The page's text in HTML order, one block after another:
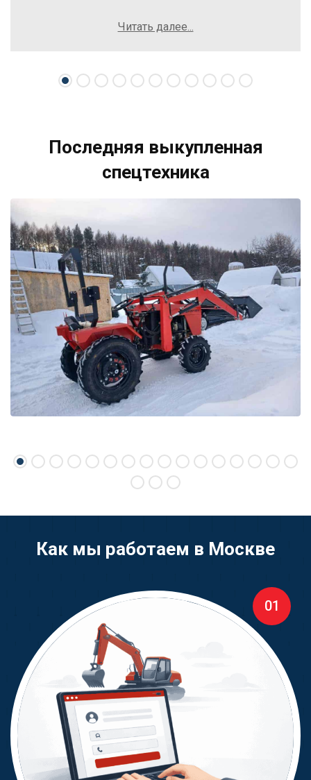
осложнений. Рекомендую компанию Excavator
свою спецтехнику.
Читать далее...
Последняя выкупленная
спецтехника
Как мы работаем в Москве
01